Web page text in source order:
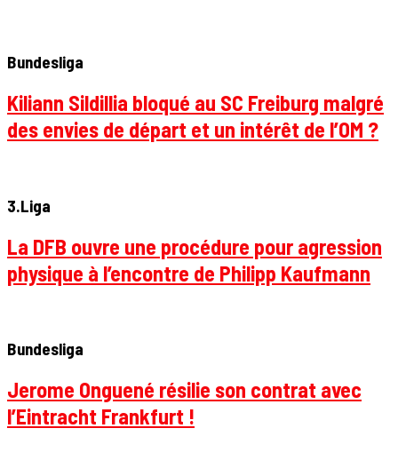
Bundesliga
Kiliann Sildillia bloqué au SC Freiburg malgré
des envies de départ et un intérêt de l’OM ?
3.Liga
La DFB ouvre une procédure pour agression
physique à l’encontre de Philipp Kaufmann
Bundesliga
Jerome Onguené résilie son contrat avec
l’Eintracht Frankfurt !